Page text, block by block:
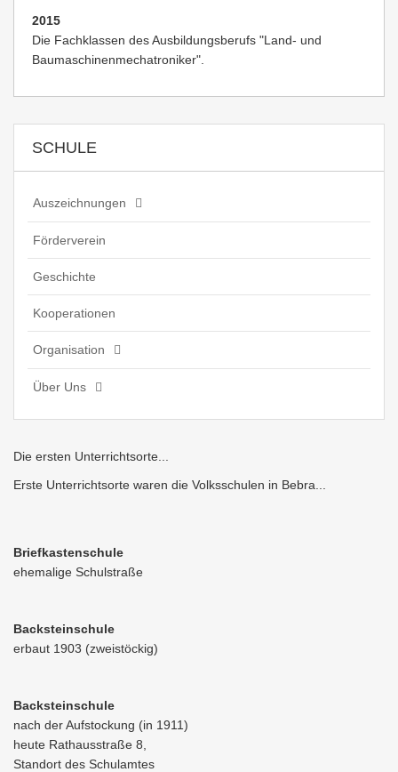
2015
Die Fachklassen des Ausbildungsberufs "Land- und
Baumaschinenmechatroniker".
SCHULE
Auszeichnungen
Förderverein
Geschichte
Kooperationen
Organisation
Über Uns
Die ersten Unterrichtsorte...
Erste Unterrichtsorte waren die Volksschulen in Bebra...
Briefkastenschule
ehemalige Schulstraße
Backsteinschule
erbaut 1903 (zweistöckig)
Backsteinschule
nach der Aufstockung (in 1911)
heute Rathausstraße 8,
Standort des Schulamtes